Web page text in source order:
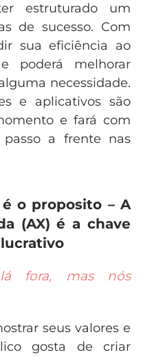
estruturado um
de sucesso. Com
sua eficiência ao
poderá melhorar
necessidade.
e aplicativos são
e fará com
a frente nas
o proposito – A
(AX) é a chave
fora, mas nós
seus valores e
gosta de criar